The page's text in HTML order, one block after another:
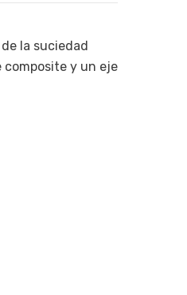
la suciedad
composite y un eje